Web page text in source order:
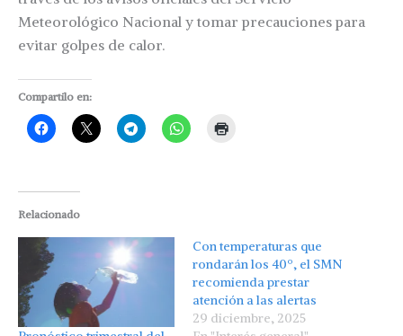
Meteorológico Nacional y tomar precauciones para
evitar golpes de calor.
Compartilo en:
Relacionado
Con temperaturas que
rondarán los 40º, el SMN
recomienda prestar
atención a las alertas
29 diciembre, 2025